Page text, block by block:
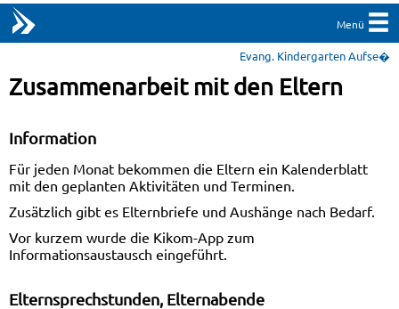
Menü
Evang. Kindergarten Aufse�
Zusammenarbeit mit den Eltern
Information
Für jeden Monat bekommen die Eltern ein Kalenderblatt
mit den geplanten Aktivitäten und Terminen.
Zusätzlich gibt es Elternbriefe und Aushänge nach Bedarf.
Vor kurzem wurde die Kikom-App zum
Informationsaustausch eingeführt.
Elternsprechstunden, Elternabende